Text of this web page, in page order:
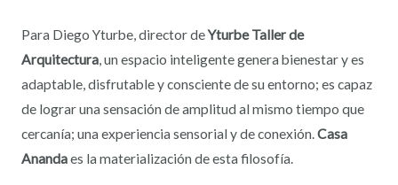
Para Diego Yturbe, director deYturbe Taller de
Arquitectura, un espacio inteligente genera bienestar y es
adaptable, disfrutable y consciente de su entorno; es capaz
de lograr una sensación de amplitud al mismo tiempo que
cercanía; una experiencia sensorial y de conexión.Casa
Anandaes la materialización de esta filosofía.